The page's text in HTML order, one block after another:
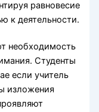
равновесие
к деятельности.
необходимость
Студенты
если учитель
изложения